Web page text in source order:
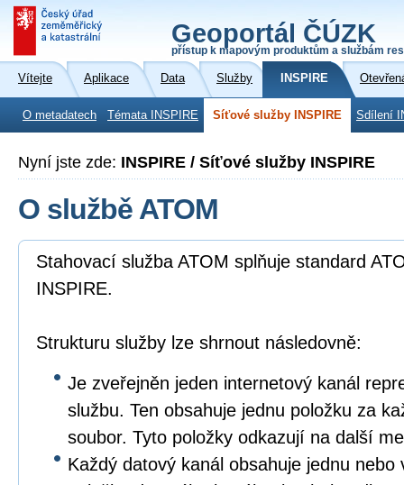
Geoportál ČÚZK
přístup k mapovým produktům a službám
Vítejte Aplikace Data Služby INSPIRE
O metadatech Témata INSPIRE Síťové služby INSPIRE Sdílení
Nyní jste zde: INSPIRE / Síťové služby INSPIRE
O službě ATOM
Stahovací služba ATOM splňuje standard
INSPIRE.
Strukturu služby lze shrnout následovně:
Je zveřejněn jeden internetový kanál
službu. Ten obsahuje jednu položku za
soubor. Tyto položky odkazují na další
Každý datový kanál obsahuje jednu nebo